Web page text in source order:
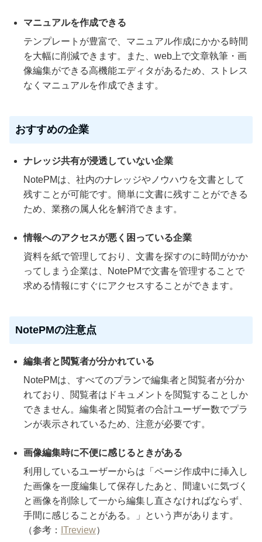
マニュアルを作成できる
テンプレートが豊富で、マニュアル作成にかかる時間
を大幅に削減できます。また、web上で文章執筆・画
像編集ができる高機能エディタがあるため、ストレス
なくマニュアルを作成できます。
おすすめの企業
ナレッジ共有が浸透していない企業
NotePMは、社内のナレッジやノウハウを文書として
残すことが可能です。簡単に文書に残すことができる
ため、業務の属人化を解消できます。
情報へのアクセスが悪く困っている企業
資料を紙で管理しており、文書を探すのに時間がかか
ってしまう企業は、NotePMで文書を管理することで
求める情報にすぐにアクセスすることができます。
NotePMの注意点
編集者と閲覧者が分かれている
NotePMは、すべてのプランで編集者と閲覧者が分か
れており、閲覧者はドキュメントを閲覧することしか
できません。編集者と閲覧者の合計ユーザー数でプラ
ンが表示されているため、注意が必要です。
画像編集時に不便に感じるときがある
利用しているユーザーからは「ページ作成中に挿入し
た画像を一度編集して保存したあと、間違いに気づく
と画像を削除して一から編集し直さなければならず、
手間に感じることがある。」という声があります。
（参考：
ITreview）